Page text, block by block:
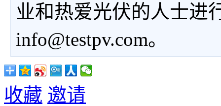
业和热爱光伏的人士进
info@testpv.com。
收藏 邀请